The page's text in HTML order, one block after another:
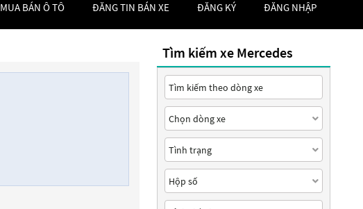
MUA BÁN Ô TÔ ĐĂNG TIN BÁN XE ĐĂNG KÝ ĐĂNG NHẬP
Tìm kiếm xe Mercedes